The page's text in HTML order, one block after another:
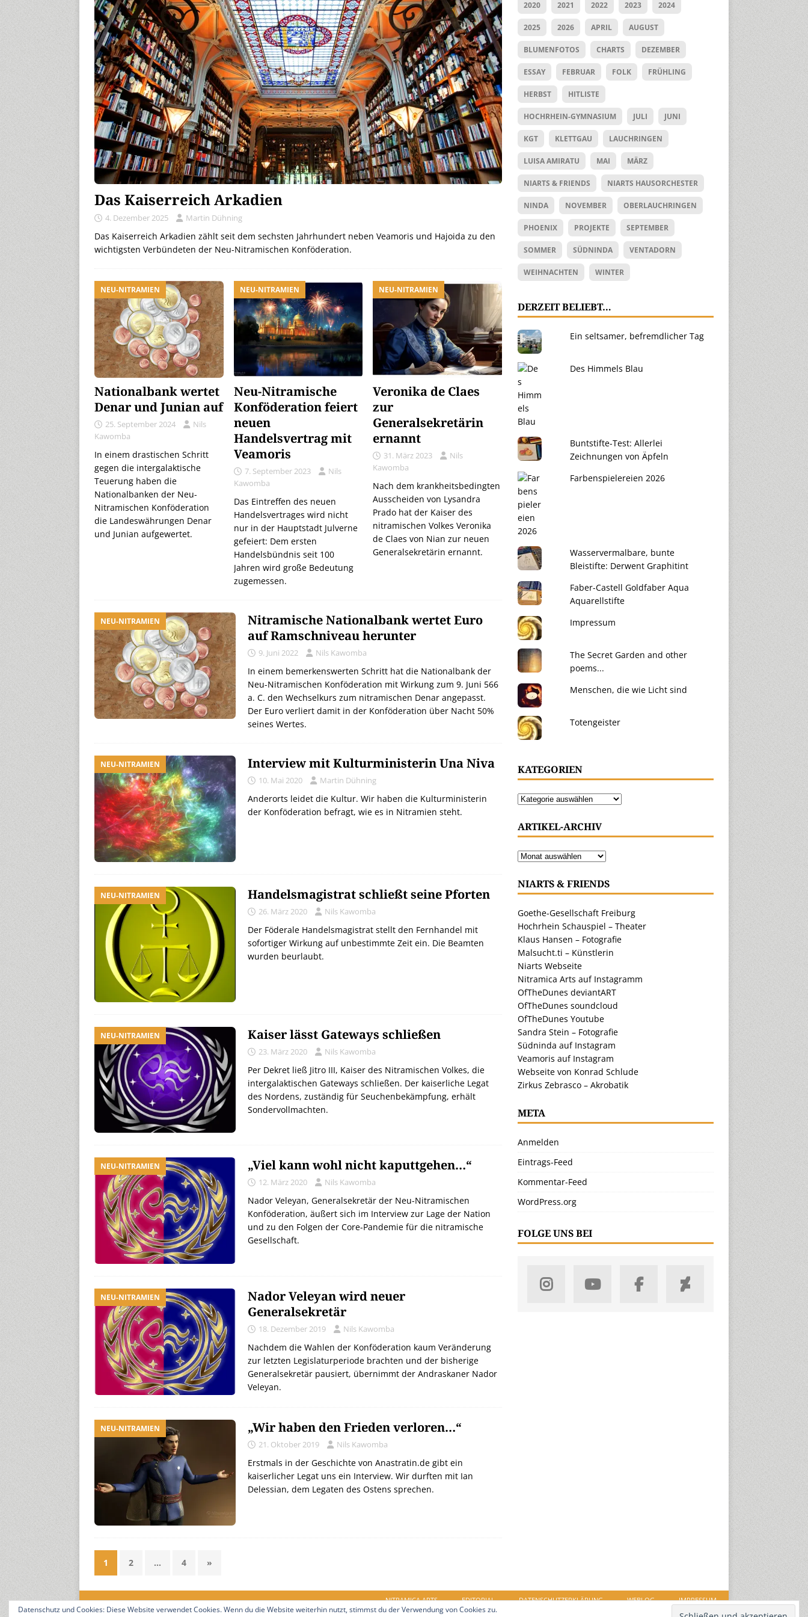
Das Kaiserreich Arkadien
4. Dezember 2025 Martin Dühning
Das Kaiserreich Arkadien zählt seit dem sechsten Jahrhundert neben Veamoris und Hajoida zu den
wichtigsten Verbündeten der Neu-Nitramischen Konföderation.
NEU-NITRAMIEN
Nationalbank wertet
Denar und Junian auf
25. September 2024
Nils
Kawomba
In einem drastischen Schritt
gegen die intergalaktische
Teuerung haben die
Nationalbanken der Neu-
Nitramischen Konföderation
die Landeswährungen Denar
und Junian aufgewertet.
NEU-NITRAMIEN
Neu-Nitramische
Konföderation feiert
neuen
Handelsvertrag mit
Veamoris
7. September 2023
Nils
Kawomba
Das Eintreffen des neuen
Handelsvertrages wird nicht
nur in der Hauptstadt Julverne
gefeiert: Dem ersten
Handelsbündnis seit 100
Jahren wird große Bedeutung
zugemessen.
NEU-NITRAMIEN
Veronika de Claes
zur
Generalsekretärin
ernannt
31. März 2023
Nils
Kawomba
Nach dem krankheitsbedingten
Ausscheiden von Lysandra
Prado hat der Kaiser des
nitramischen Volkes Veronika
de Claes von Nian zur neuen
Generalsekretärin ernannt.
NEU-NITRAMIEN
Nitramische Nationalbank wertet Euro
auf Ramschniveau herunter
9. Juni 2022 Nils Kawomba
In einem bemerkenswerten Schritt hat die Nationalbank der
Neu-Nitramischen Konföderation mit Wirkung zum 9. Juni 566
a. C. den Wechselkurs zum nitramischen Denar angepasst.
Der Euro verliert damit in der Konföderation über Nacht 50%
seines Wertes.
NEU-NITRAMIEN Interview mit Kulturministerin Una Niva
10. Mai 2020 Martin Dühning
Anderorts leidet die Kultur. Wir haben die Kulturministerin
der Konföderation befragt, wie es in Nitramien steht.
NEU-NITRAMIEN Handelsmagistrat schließt seine Pforten
26. März 2020 Nils Kawomba
Der Föderale Handelsmagistrat stellt den Fernhandel mit
sofortiger Wirkung auf unbestimmte Zeit ein. Die Beamten
wurden beurlaubt.
NEU-NITRAMIEN Kaiser lässt Gateways schließen
23. März 2020 Nils Kawomba
Per Dekret ließ Jitro III, Kaiser des Nitramischen Volkes, die
intergalaktischen Gateways schließen. Der kaiserliche Legat
des Nordens, zuständig für Seuchenbekämpfung, erhält
Sondervollmachten.
NEU-NITRAMIEN „Viel kann wohl nicht kaputtgehen…“
12. März 2020 Nils Kawomba
Nador Veleyan, Generalsekretär der Neu-Nitramischen
Konföderation, äußert sich im Interview zur Lage der Nation
und zu den Folgen der Core-Pandemie für die nitramische
Gesellschaft.
NEU-NITRAMIEN
Nador Veleyan wird neuer
Generalsekretär
18. Dezember 2019 Nils Kawomba
Nachdem die Wahlen der Konföderation kaum Veränderung
zur letzten Legislaturperiode brachten und der bisherige
Generalsekretär pausiert, übernimmt der Andraskaner Nador
Veleyan.
NEU-NITRAMIEN „Wir haben den Frieden verloren…“
21. Oktober 2019 Nils Kawomba
Erstmals in der Geschichte von Anastratin.de gibt ein
kaiserlicher Legat uns ein Interview. Wir durften mit Ian
Delessian, dem Legaten des Ostens sprechen.
1 2 … 4 »
2020 2021 2022 2023 2024
2025 2026 APRIL AUGUST
BLUMENFOTOS CHARTS DEZEMBER
ESSAY FEBRUAR FOLK FRÜHLING
HERBST HITLISTE
HOCHRHEIN-GYMNASIUM JULI JUNI
KGT KLETTGAU LAUCHRINGEN
LUISA AMIRATU MAI MÄRZ
NIARTS & FRIENDS NIARTS HAUSORCHESTER
NINDA NOVEMBER OBERLAUCHRINGEN
PHOENIX PROJEKTE SEPTEMBER
SOMMER SÜDNINDA VENTADORN
WEIHNACHTEN WINTER
DERZEIT BELIEBT…
Ein seltsamer, befremdlicher Tag
Des Himmels Blau
Buntstifte-Test: Allerlei
Zeichnungen von Äpfeln
Farbenspielereien 2026
Wasservermalbare, bunte
Bleistifte: Derwent Graphitint
Faber-Castell Goldfaber Aqua
Aquarellstifte
Impressum
The Secret Garden and other
poems...
Menschen, die wie Licht sind
Totengeister
KATEGORIEN
ARTIKEL-ARCHIV
NIARTS & FRIENDS
Goethe-Gesellschaft Freiburg
Hochrhein Schauspiel – Theater
Klaus Hansen – Fotografie
Malsucht.ti – Künstlerin
Niarts Webseite
Nitramica Arts auf Instagramm
OfTheDunes deviantART
OfTheDunes soundcloud
OfTheDunes Youtube
Sandra Stein – Fotografie
Südninda auf Instagram
Veamoris auf Instagram
Webseite von Konrad Schlude
Zirkus Zebrasco – Akrobatik
META
Anmelden
Eintrags-Feed
Kommentar-Feed
WordPress.org
FOLGE UNS BEI
NITRAMICA ARTS EDITORIAL DATENSCHUTZERKLÄRUNG WEBLOG IMPRESSUM
Datenschutz und Cookies: Diese Website verwendet Cookies. Wenn du die Website weiterhin nutzt, stimmst du der Verwendung von Cookies zu.